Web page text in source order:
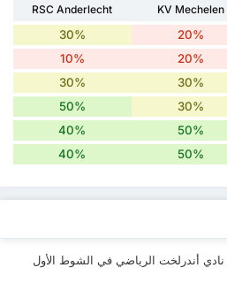
KV Mechelen
RSC Anderlecht
20%
30%
20%
10%
30%
30%
30%
50%
50%
40%
50%
40%
نادي أندرلخت الرياضي في الشوط الأول